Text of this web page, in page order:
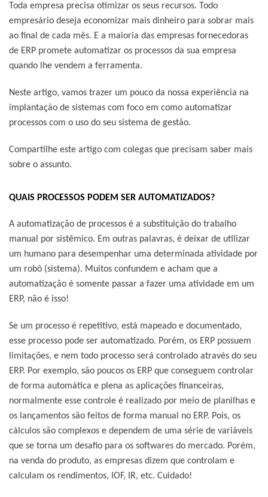
Toda empresa precisa otimizar os seus recursos. Todo
empresário deseja economizar mais dinheiro para sobrar mais
ao final de cada mês. E a maioria das empresas fornecedoras
de ERP promete automatizar os processos da sua empresa
quando lhe vendem a ferramenta.
Neste artigo, vamos trazer um pouco da nossa experiência na
implantação de sistemas com foco em como automatizar
processos com o uso do seu sistema de gestão.
Compartilhe este artigo com colegas que precisam saber mais
sobre o assunto.
QUAIS PROCESSOS PODEM SER AUTOMATIZADOS?
A automatização de processos é a substituição do trabalho
manual por sistêmico. Em outras palavras, é deixar de utilizar
um humano para desempenhar uma determinada atividade por
um robô (sistema). Muitos confundem e acham que a
automatização é somente passar a fazer uma atividade em um
ERP, não é isso!
Se um processo é repetitivo, está mapeado e documentado,
esse processo pode ser automatizado. Porém, os ERP possuem
limitações, e nem todo processo será controlado através do seu
ERP. Por exemplo, são poucos os ERP que conseguem controlar
de forma automática e plena as aplicações financeiras,
normalmente esse controle é realizado por meio de planilhas e
os lançamentos são feitos de forma manual no ERP. Pois, os
cálculos são complexos e dependem de uma série de variáveis
que se torna um desafio para os softwares do mercado. Porém,
na venda do produto, as empresas dizem que controlam e
calculam os rendimentos, IOF, IR, etc. Cuidado!